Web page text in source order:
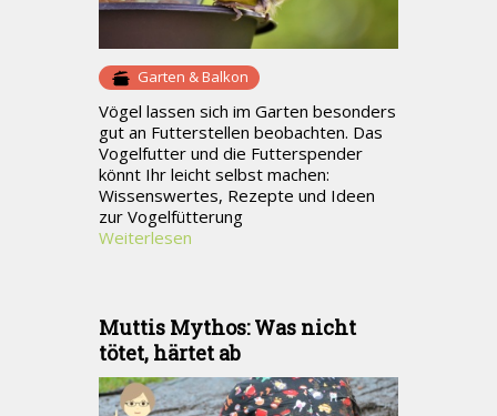
Garten & Balkon
Vögel lassen sich im Garten besonders
gut an Futterstellen beobachten. Das
Vogelfutter und die Futterspender
könnt Ihr leicht selbst machen:
Wissenswertes, Rezepte und Ideen
zur Vogelfütterung
Weiterlesen
Muttis Mythos: Was nicht
tötet, härtet ab